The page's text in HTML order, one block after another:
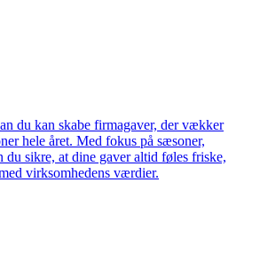
du kan skabe firmagaver, der vækker
hele året. Med fokus på sæsoner,
du sikre, at dine gaver altid føles friske,
virksomhedens værdier.